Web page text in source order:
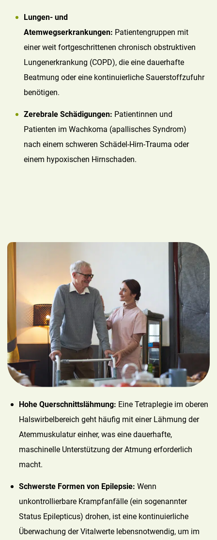
Lungen- und
Atemwegserkrankungen: Patientengruppen mit
einer weit fortgeschrittenen chronisch obstruktiven
Lungenerkrankung (COPD), die eine dauerhafte
Beatmung oder eine kontinuierliche Sauerstoffzufuhr
benötigen.
Zerebrale Schädigungen: Patientinnen und
Patienten im Wachkoma (apallisches Syndrom)
nach einem schweren Schädel-Hirn-Trauma oder
einem hypoxischen Hirnschaden.
Hohe Querschnittslähmung: Eine Tetraplegie im oberen
Halswirbelbereich geht häufig mit einer Lähmung der
Atemmuskulatur einher, was eine dauerhafte,
maschinelle Unterstützung der Atmung erforderlich
macht.
Schwerste Formen von Epilepsie: Wenn
unkontrollierbare Krampfanfälle (ein sogenannter
Status Epilepticus) drohen, ist eine kontinuierliche
Überwachung der Vitalwerte lebensnotwendig, um im